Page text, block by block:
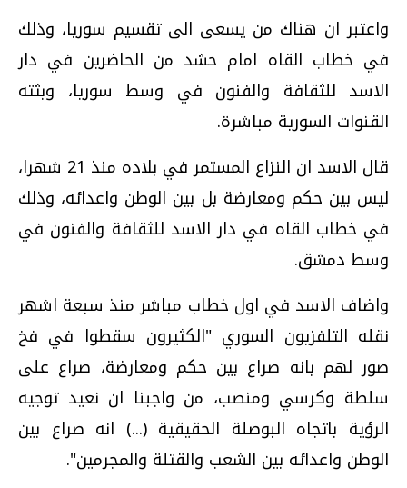
واعتبر ان هناك من يسعى الى تقسيم سوريا، وذلك
في خطاب القاه امام حشد من الحاضرين في دار
الاسد للثقافة والفنون في وسط سوريا، وبثته
القنوات السورية مباشرة.
قال الاسد ان النزاع المستمر في بلاده منذ 21 شهرا،
ليس بين حكم ومعارضة بل بين الوطن واعدائه، وذلك
في خطاب القاه في دار الاسد للثقافة والفنون في
وسط دمشق.
واضاف الاسد في اول خطاب مباشر منذ سبعة اشهر
نقله التلفزيون السوري "الكثيرون سقطوا في فخ
صور لهم بانه صراع بين حكم ومعارضة، صراع على
سلطة وكرسي ومنصب، من واجبنا ان نعيد توجيه
الرؤية باتجاه البوصلة الحقيقية (...) انه صراع بين
الوطن واعدائه بين الشعب والقتلة والمجرمين".